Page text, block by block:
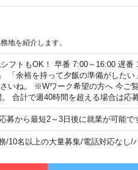
地を紹介します。
フトもOK！ 早番 7:00～16:00 遅番
「余裕を持って夕飯の準備がしたい
いね。 ※Wワーク希望の方へ 今ご
合計で週40時間を超える場合は応
から最短2～3日後に就業が可能で
/10名以上の大量募集/電話対応なし/